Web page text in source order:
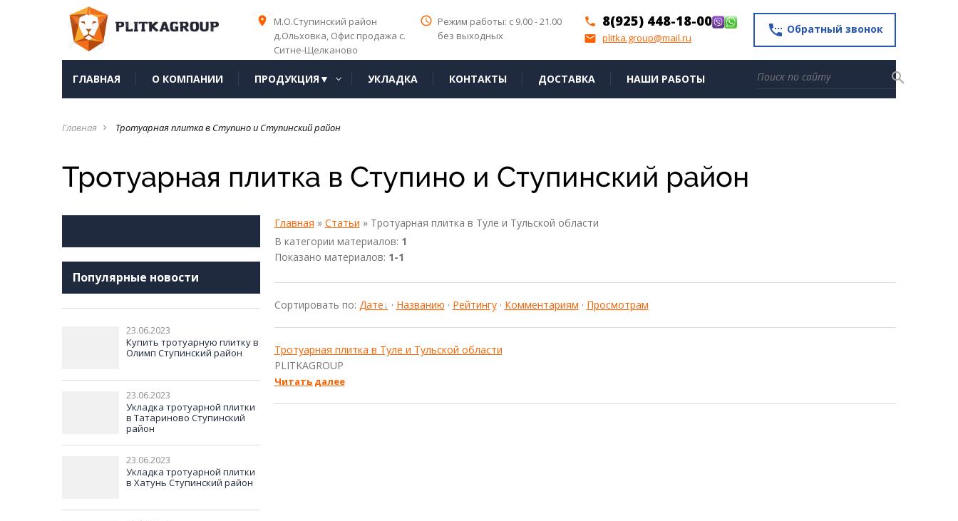
settings_phone Обратный звонок
place
М.О.Ступинский район
д.Ольховка,
place
Офис продажа с.
Ситне-Щелканово
access_time Режим работы: с 9.00 - 21.00
без выходных
phone 8(925) 448-18-00
email plitka.group@mail.ru
ГЛАВНАЯ О КОМПАНИИ ПРОДУКЦИЯ▼ УКЛАДКА КОНТАКТЫ ДОСТАВКА НАШИ РАБОТЫ search
Главная navigate_next Тротуарная плитка в Ступино и Ступинский район
Тротуарная плитка в Ступино и Ступинский район
Популярные новости
23.06.2023
Купить тротуарную плитку в
Олимп Ступинский район
23.06.2023
Укладка тротуарной плитки
в Татариново Ступинский
район
23.06.2023
Укладка тротуарной плитки
в Хатунь Ступинский район
Главная » Статьи » Тротуарная плитка в Туле и Тульской области
В категории материалов: 1
Показано материалов: 1-1
Сортировать по: Дате · Названию · Рейтингу· Комментариям · Просмотрам
Тротуарная плитка в Туле и Тульской области
PLITKAGROUP
Читать далее